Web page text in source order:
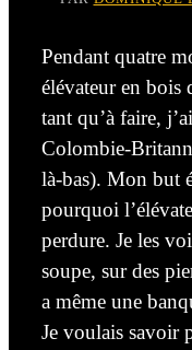
Pendant quatre
élévateur en bois
tant qu’à faire, j’ai
Colombie-
là-bas). Mon but
pourquoi
perdure. Je les
soupe, sur des
a même une
Je voulais savoir